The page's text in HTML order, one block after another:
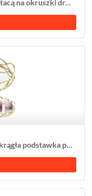
na okruszki dr...
podstawka p...